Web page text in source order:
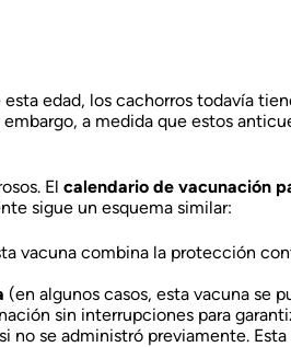
esta edad, los cachorros todavía
a medida que estos
El calendario de vacunación
sigue un esquema similar:
vacuna combina la protección
(en algunos casos, esta vacuna se
sin interrupciones para
no se administró previamente.